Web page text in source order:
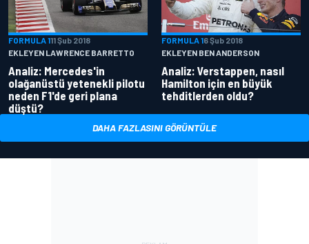
FORMULA 111 Şub 2018
EKLEYEN LAWRENCE BARRETTO
Analiz: Mercedes'in
olağanüstü yetenekli pilotu
neden F1'de geri plana
düştü?
FORMULA 16 Şub 2018
EKLEYEN BEN ANDERSON
Analiz: Verstappen, nasıl
Hamilton için en büyük
tehditlerden oldu?
DAHA FAZLASINI GÖRÜNTÜLE